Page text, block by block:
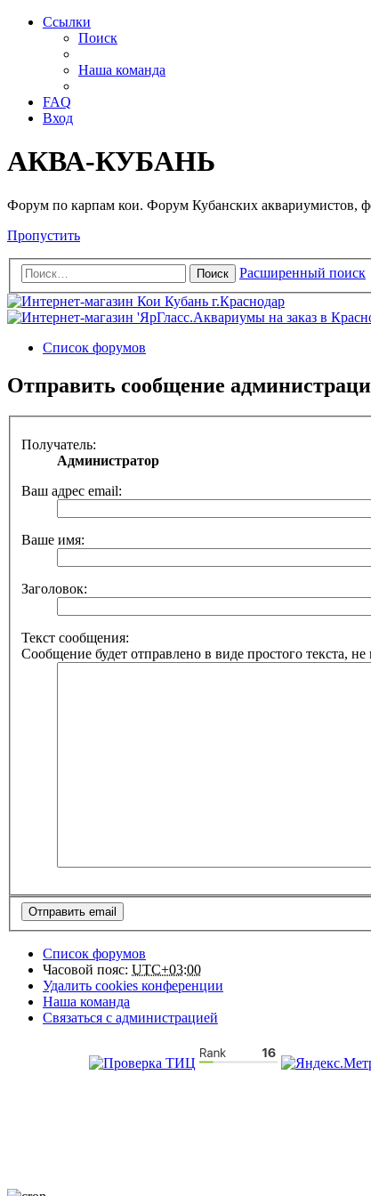
Ссылки
Поиск
Наша команда
FAQ
Вход
АКВА-КУБАНЬ
Форум по карпам кои. Форум Кубанских аквариумистов,
Пропустить
Поиск Расширенный поиск
Список форумов
Отправить сообщение
Получатель:
Администратор
Ваш адрес email:
Ваше имя:
Заголовок:
Текст сообщения:
Сообщение будет отправлено в виде простого текста,
Список форумов
Часовой пояс: UTC+03:00
Удалить cookies конференции
Наша команда
Связаться с администрацией